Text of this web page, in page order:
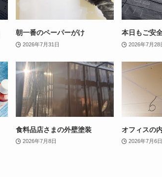
朝一番のペーパーがけ
2026年7月31日
本日もご安
2026年7月28
食料品店さまの外壁塗装
2026年7月8日
オフィスの
2026年7月6日